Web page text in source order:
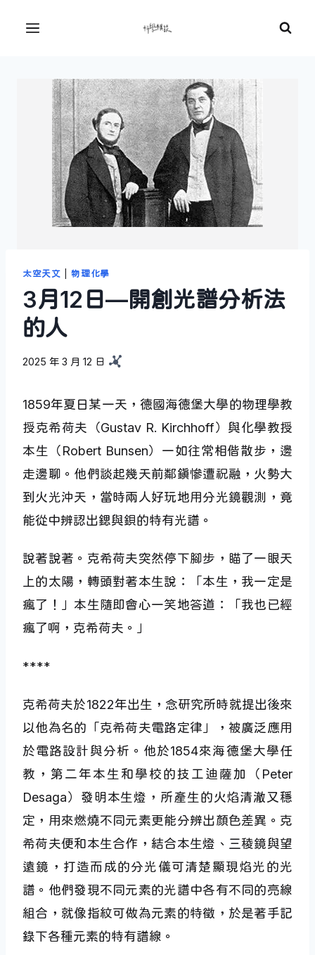
Menu
太空天文 |物理化學
3月12日—開創光譜分析法
的人
2025 年 3 月 12 日
1859年夏日某一天，德國海德堡大學的物理學教
授克希荷夫（Gustav R. Kirchhoff）與化學教授
本生（Robert Bunsen）一如往常相偕散步，邊
走邊聊。他們談起幾天前鄰鎮慘遭祝融，火勢大
到火光沖天，當時兩人好玩地用分光鏡觀測，竟
能從中辨認出鍶與鋇的特有光譜。
說著說著。克希荷夫突然停下腳步，瞄了一眼天
上的太陽，轉頭對著本生說：「本生，我一定是
瘋了！」本生隨即會心一笑地答道：「我也已經
瘋了啊，克希荷夫。」
****
克希荷夫於1822年出生，念研究所時就提出後來
以他為名的「克希荷夫電路定律」，被廣泛應用
於電路設計與分析。他於1854來海德堡大學任
教，第二年本生和學校的技工迪薩加（Peter
Desaga）發明本生燈，所產生的火焰清澈又穩
定，用來燃燒不同元素更能分辨出顏色差異。克
希荷夫便和本生合作，結合本生燈、三稜鏡與望
遠鏡，打造而成的分光儀可清楚顯現焰光的光
譜。他們發現不同元素的光譜中各有不同的亮線
組合，就像指紋可做為元素的特徵，於是著手記
錄下各種元素的特有譜線。